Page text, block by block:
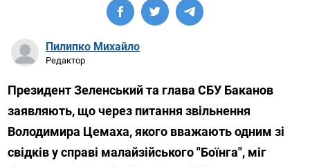
Пилипко Михайло
Редактор
Президент Зеленський та глава СБУ Баканов
заявляють, що через питання звільнення
Володимира Цемаха, якого вважають одним зі
свідків у справі малайзійського "Боїнга", міг